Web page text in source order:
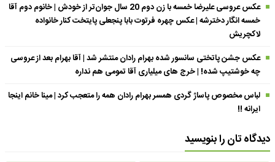
عکس عروسی علیرضا خمسه با زن دوم 20 سال جوان‌تر از خودش | خانوم دوم آقا
خمسه انگار دخترشه | عکس چهره فرتوت بابا پنجعلی پایتخت کنار خانواده
لاکچریش
عکس جشن پاتختی سانسور شده بهرام رادان منتشر شد | آقا بهرام بعد از عروسی
چه خوشتیپ شده! | خرج های میلیاری آقا تمومی هم نداره
لباس مخصوص پاساژ گردی همسر بهرام رادان همه را متعجب کرد | مینا خانم اینجا
ایرانه !!
دیدگاه تان را بنویسید